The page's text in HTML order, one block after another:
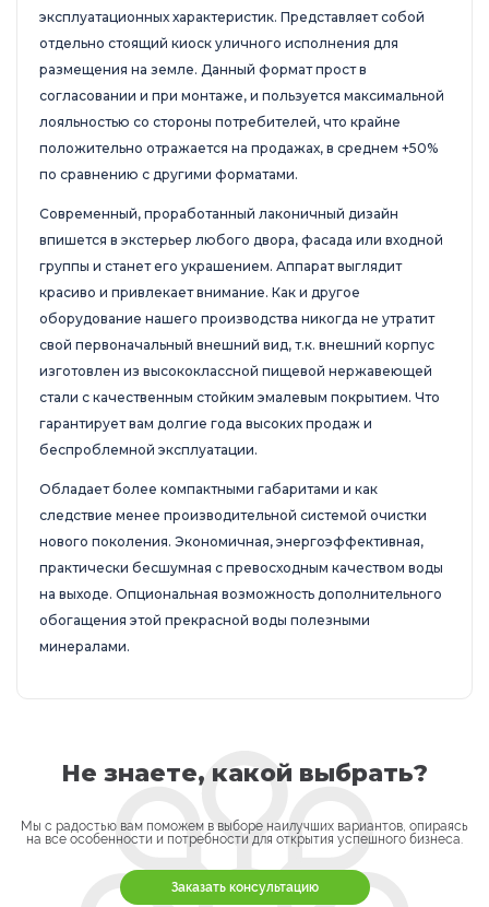
эксплуатационных характеристик. Представляет собой
отдельно стоящий киоск уличного исполнения для
размещения на земле. Данный формат прост в
согласовании и при монтаже, и пользуется максимальной
лояльностью со стороны потребителей, что крайне
положительно отражается на продажах, в среднем +50%
по сравнению с другими форматами.
Современный, проработанный лаконичный дизайн
впишется в экстерьер любого двора, фасада или входной
группы и станет его украшением. Аппарат выглядит
красиво и привлекает внимание. Как и другое
оборудование нашего производства никогда не утратит
свой первоначальный внешний вид, т.к. внешний корпус
изготовлен из высококлассной пищевой нержавеющей
стали с качественным стойким эмалевым покрытием. Что
гарантирует вам долгие года высоких продаж и
беспроблемной эксплуатации.
Обладает более компактными габаритами и как
следствие менее производительной системой очистки
нового поколения. Экономичная, энергоэффективная,
практически бесшумная с превосходным качеством воды
на выходе. Опциональная возможность дополнительного
обогащения этой прекрасной воды полезными
минералами.
Не знаете, какой выбрать?
Мы с радостью вам поможем в выборе наилучших вариантов, опираясь
на все особенности и потребности для открытия успешного бизнеса.
Заказать консультацию